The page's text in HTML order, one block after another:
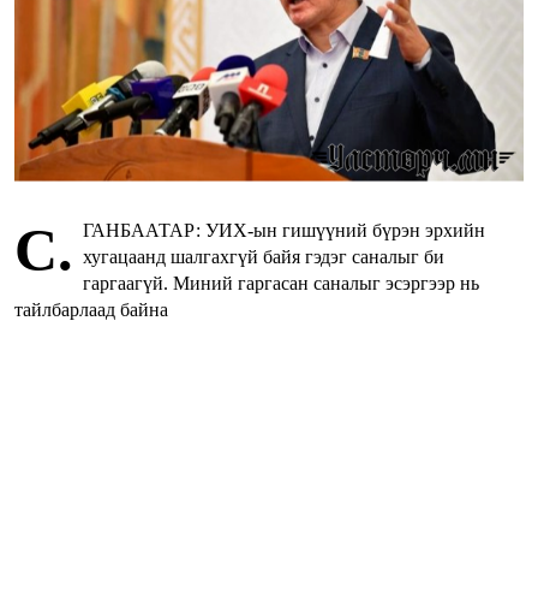
С. ГАНБААТАР: УИХ-ын гишүүний бүрэн эрхийн
хугацаанд шалгахгүй байя гэдэг саналыг би
гаргаагүй. Миний гаргасан саналыг эсэргээр нь
тайлбарлаад байна